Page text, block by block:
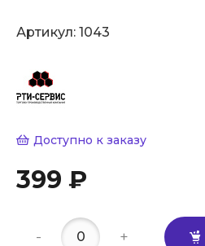
Артикул: 1043
Доступно к заказу
399 ₽
- +